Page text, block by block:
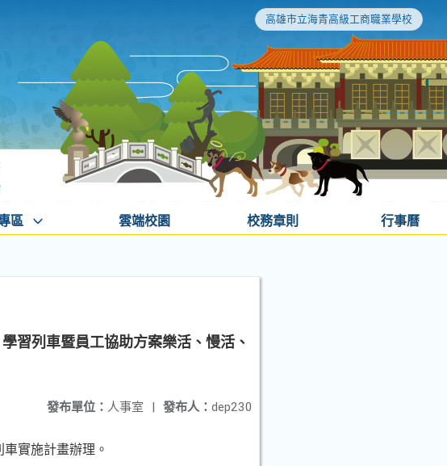
高雄市立海青高級工商職業學校
區 雲端校園 校務章則 行事曆
習列車暨員工協助方案樂活、慢活、
發布人： dep230
發布單位： 人事室 |
實施計畫辦理。